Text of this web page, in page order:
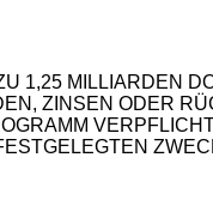
1,25 MILLIARDEN
ZINSEN ODER